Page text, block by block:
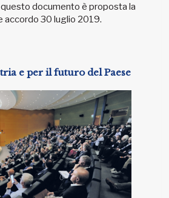
questo documento è proposta la
accordo 30 luglio 2019.
e per il futuro del Paese